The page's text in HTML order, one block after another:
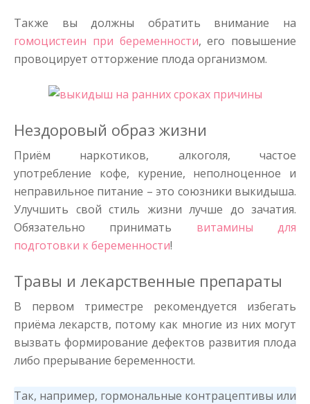
Также вы должны обратить внимание на
гомоцистеин при беременности, его повышение
провоцирует отторжение плода организмом.
Нездоровый образ жизни
Приём наркотиков, алкоголя, частое
употребление кофе, курение, неполноценное и
неправильное питание – это союзники выкидыша.
Улучшить свой стиль жизни лучше до зачатия.
Обязательно принимать витамины для
подготовки к беременности!
Травы и лекарственные препараты
В первом триместре рекомендуется избегать
приёма лекарств, потому как многие из них могут
вызвать формирование дефектов развития плода
либо прерывание беременности.
Так, например, гормональные контрацептивы или